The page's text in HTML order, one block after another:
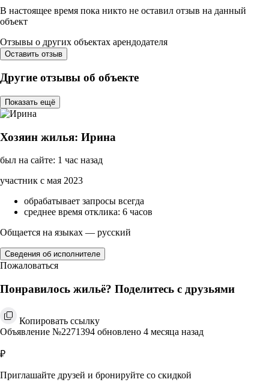
В настоящее время пока никто не оставил отзыв на данный
объект
Отзывы о других объектах арендодателя
Оставить отзыв
Другие отзывы об объекте
Показать ещё
Хозяин жилья: Ирина
был на сайте: 1 час назад
участник с мая 2023
обрабатывает запросы всегда
среднее время отклика: 6 часов
Общается на языках — русский
Сведения об исполнителе
Пожаловаться
Понравилось жильё? Поделитесь с друзьями
Копировать ссылку
Объявление №2271394 обновлено 4 месяца назад
₽
Приглашайте друзей и бронируйте со скидкой